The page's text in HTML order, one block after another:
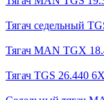
Тягач седельный
Тягач MAN TGX
Тягач TGS 26.440